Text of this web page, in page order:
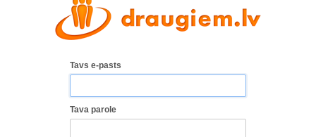
Tavs e-pasts
Tava parole